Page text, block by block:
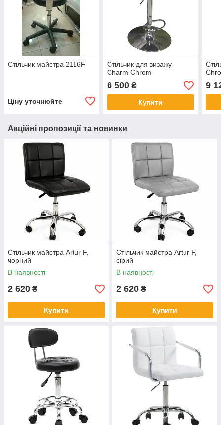
Стільчик майстра 2116F
Ціну уточнюйте
Стільчик для визажу
Charm Chrom
6 500₴
Купити
9
Акційні пропозиції та новинки
Стільчик майстра Artur F,
чорний
В наявності
2 620 ₴
Купити
Стільчик майстра Artur F,
сірий
В наявності
2 620 ₴
Купити